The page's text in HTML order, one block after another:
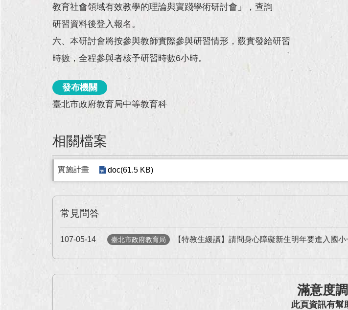
教育社會領域有效教學的理論與實踐學術研討會」，查詢
研習資料後登入報名。
六、本研討會將按參與教師實際參與研習情形，覈實發給研習
時數，全程參與者核予研習時數6小時。
發布機關
臺北市政府教育局中等教育科
相關檔案
實施計畫 doc(61.5 KB)
常見問答
107-05-14 臺北市政府教育局 【特教生緩讀】請問身心障礙新生明年要進入國
滿意度
此頁資訊有幫